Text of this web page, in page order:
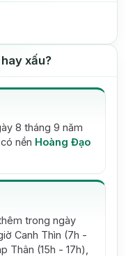
xấu?
8 tháng 9 năm
nền Hoàng Đạo
trong ngày
Canh Thìn (7h -
Thân (15h - 17h),